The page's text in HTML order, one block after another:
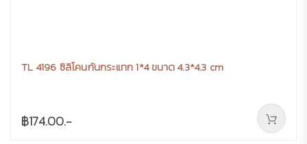
TL 4196 ซิลิโคนกันกระแทก 1*4 ขนาด 4.3*4.3 cm
฿174.00.-